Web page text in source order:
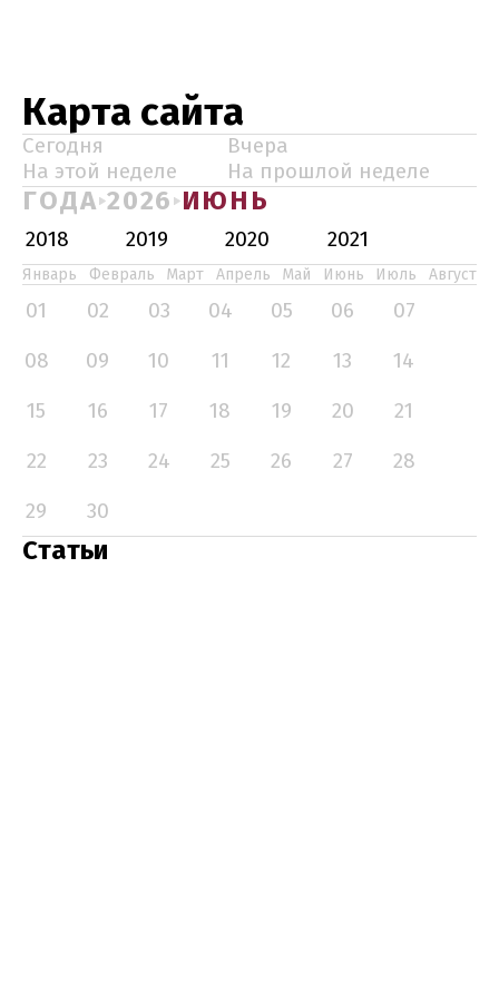
Карта сайта
Сегодня
Вчера
На этой неделе
На прошлой неделе
ГОДА 2026 ИЮНЬ
2018 2019 2020 2021
Январь Февраль Март Апрель Май Июнь Июль Август
01 02 03 04 05 06
07
08
09 10 11 12 13
14
15
16 17 18 19 20
21
22
23 24 25 26 27
28
29
30
Статьи